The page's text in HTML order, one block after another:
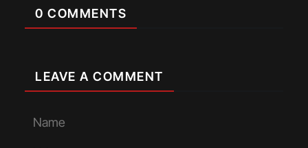
0 COMMENTS
LEAVE A COMMENT